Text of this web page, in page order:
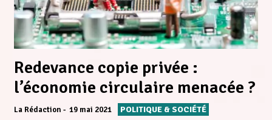
Redevance copie privée :
l’économie circulaire menacée ?
La Rédaction 19 mai 2021 POLITIQUE & SOCIÉTÉ